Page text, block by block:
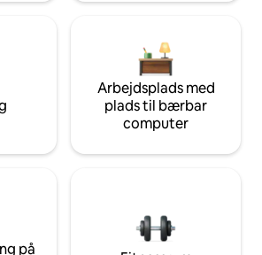
Arbejdsplads med
plads til bærbar
computer
på